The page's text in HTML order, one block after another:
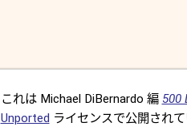
これは Michael DiBernardo 編 500
Unported ライセンスで公開されて